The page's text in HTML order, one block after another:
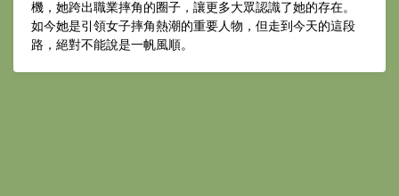
機，她跨出職業摔角的圈子，讓更多大眾認識了她的存在。
如今她是引領女子摔角熱潮的重要人物，但走到今天的這段
路，絕對不能說是一帆風順。